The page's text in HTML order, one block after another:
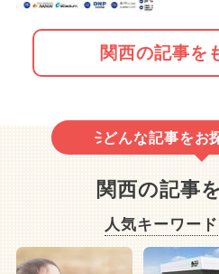
関西の記事を
どんな記事をお
関西の記事
人気キーワー